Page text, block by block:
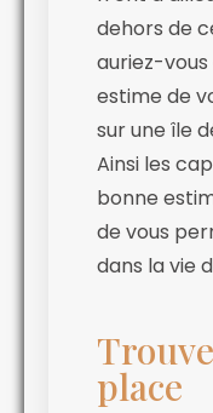
dehors de
auriez-vous
estime de
sur une île
Ainsi les
bonne
de vous
dans la vie
place